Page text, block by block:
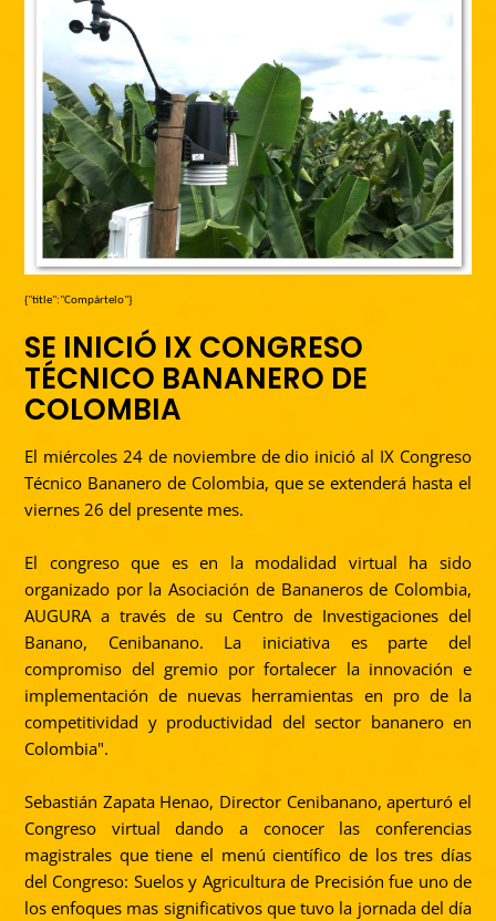
{"title":"Compártelo"}
SE INICIÓ IX CONGRESO
TÉCNICO BANANERO DE
COLOMBIA
El miércoles 24 de noviembre de dio inició al IX Congreso
Técnico Bananero de Colombia, que se extenderá hasta el
viernes 26 del presente mes.
El congreso que es en la modalidad virtual ha sido
organizado por la Asociación de Bananeros de Colombia,
AUGURA a través de su Centro de Investigaciones del
Banano, Cenibanano. La iniciativa es parte del
compromiso del gremio por fortalecer la innovación e
implementación de nuevas herramientas en pro de la
competitividad y productividad del sector bananero en
Colombia".
Sebastián Zapata Henao, Director Cenibanano, aperturó el
Congreso virtual dando a conocer las conferencias
magistrales que tiene el menú científico de los tres días
del Congreso: Suelos y Agricultura de Precisión fue uno de
los enfoques mas significativos que tuvo la jornada del día